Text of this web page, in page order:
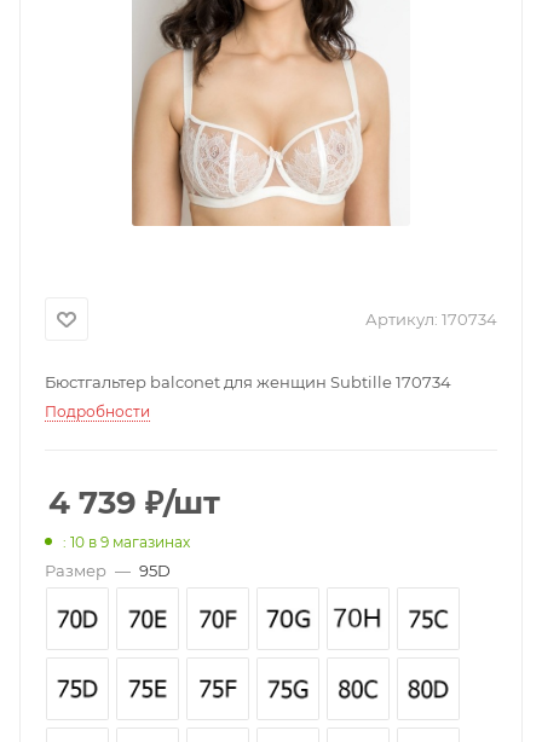
Артикул: 170734
Бюстгальтер balconet для женщин Subtille 170734
Подробности
4 739 ₽/шт
: 10 в 9 магазинах
Размер — 95D